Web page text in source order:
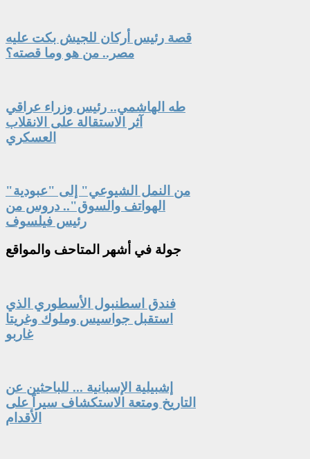
قصة رئيس أركان للجيش بكت عليه
مصر.. من هو وما قصته؟
طه الهاشمي.. رئيس وزراء عراقي
آثر الاستقالة على الانقلاب
العسكري
"من النمل الشيوعي" إلى "عبودية
الهواتف والسوق".. دروس من
رئيس فيلسوف
جولة في أشهر المتاحف والمواقع
فندق اسطنبول الأسطوري الذي
استقبل جواسيس وملوك وغريتا
غاربو
إشبيلية الإسبانية ... للباحثين عن
التاريخ ومتعة الاستكشاف سيراً على
الأقدام